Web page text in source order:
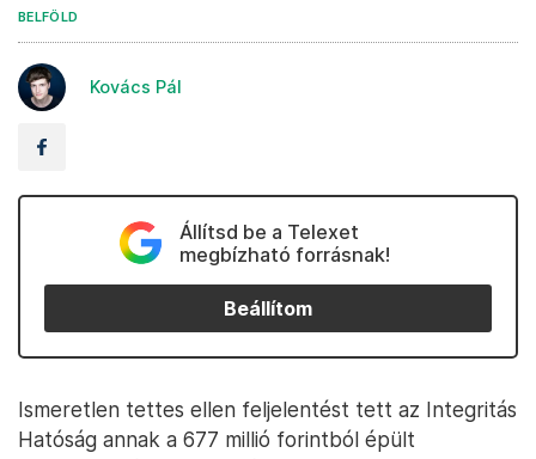
BELFÖLD
Kovács Pál
Állítsd be a Telexet
megbízható forrásnak!
Beállítom
Ismeretlen tettes ellen feljelentést tett az Integritás
Hatóság annak a 677 millió forintból épült